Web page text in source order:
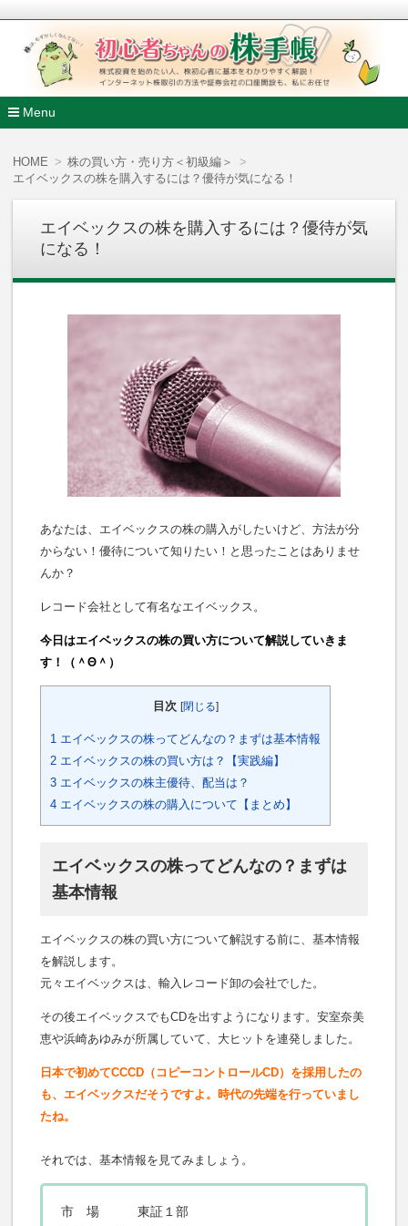
初心者ちゃんの株手帳
株式投資を始めたい人、株初心者に基本をわかりやすく解説
ンターネット株取引の方法や証券会社の口座開設も、私にお任
Menu
HOME
株の買い方・売り方＜初級編＞
エイベックスの株を購入するには？優待が気になる！
エイベックスの株を購入するには？優待が気
になる！
あなたは、エイベックスの株の購入がしたいけど、方法が分
からない！優待について知りたい！と思ったことはありませ
んか？
レコード会社として有名なエイベックス。
今日はエイベックスの株の買い方について解説していきま
す！（＾Θ＾）
目次 [閉じる]
1 エイベックスの株ってどんなの？まずは基本情報
2 エイベックスの株の買い方は？【実践編】
3 エイベックスの株主優待、配当は？
4 エイベックスの株の購入について【まとめ】
エイベックスの株ってどんなの？まずは
基本情報
エイベックスの株の買い方について解説する前に、基本情報
を解説します。
元々エイベックスは、輸入レコード卸の会社でした。
その後エイベックスでもCDを出すようになります。安室奈美
恵や浜崎あゆみが所属していて、大ヒットを連発しました。
日本で初めてCCCD（コピーコントロールCD）を採用したの
も、エイベックスだそうですよ。時代の先端を行っていまし
たね。
それでは、基本情報を見てみましょう。
市 場 東証１部